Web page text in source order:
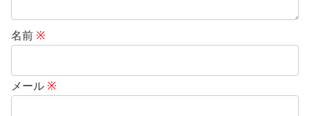
名前※
メール※